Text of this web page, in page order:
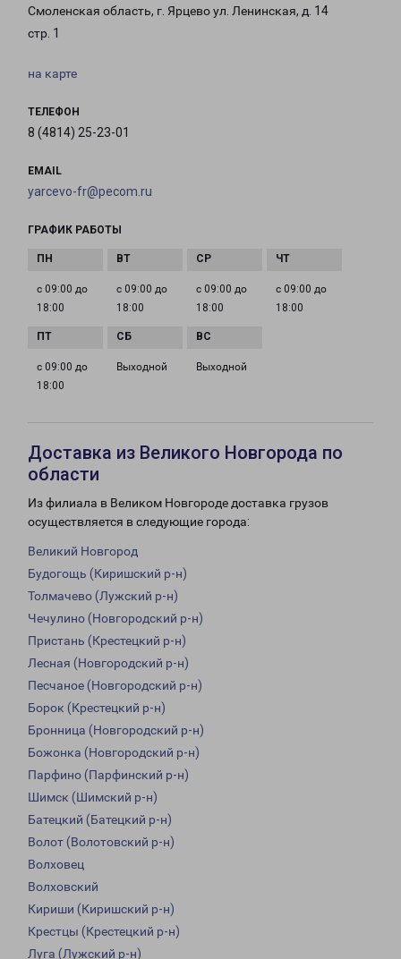
Смоленская область, г. Ярцево ул. Ленинская, д. 14
стр. 1
на карте
ТЕЛЕФОН
8 (4814) 25-23-01
EMAIL
yarcevo-fr@pecom.ru
ГРАФИК РАБОТЫ
с 09:00 до
18:00
с 09:00 до
18:00
с 09:00 до
18:00
с 09:00 до
18:00
с 09:00 до
18:00
Выходной Выходной
Доставка из Великого Новгорода по
области
Из филиала в Великом Новгороде доставка грузов
осуществляется в следующие города:
Великий Новгород
Будогощь (Киришский р-н)
Толмачево (Лужский р-н)
Чечулино (Новгородский р-н)
Пристань (Крестецкий р-н)
Лесная (Новгородский р-н)
Песчаное (Новгородский р-н)
Борок (Крестецкий р-н)
Бронница (Новгородский р-н)
Божонка (Новгородский р-н)
Парфино (Парфинский р-н)
Шимск (Шимский р-н)
Батецкий (Батецкий р-н)
Волот (Волотовский р-н)
Волховец
Волховский
Кириши (Киришский р-н)
Крестцы (Крестецкий р-н)
Луга (Лужский р-н)